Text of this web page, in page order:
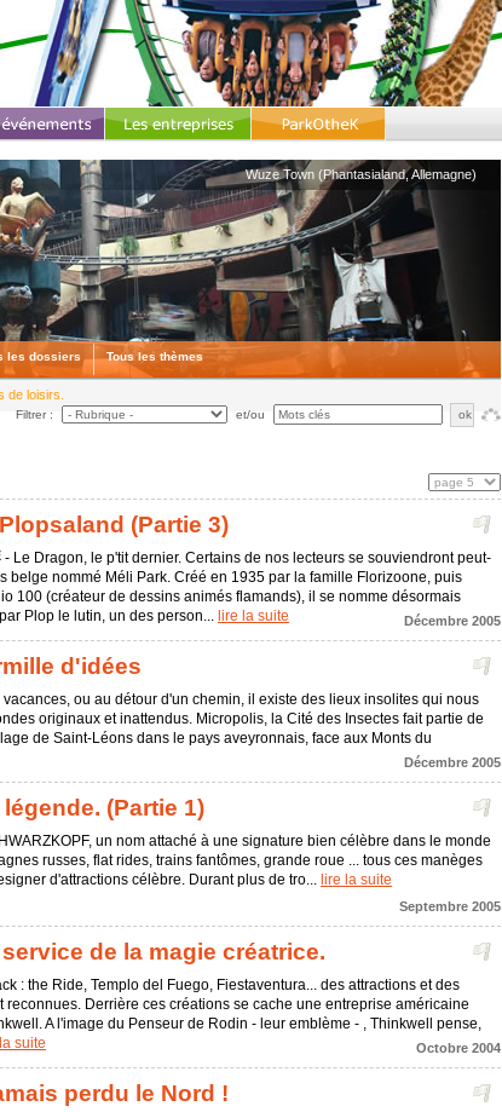
Wuze Town (Phantasialand, Allemagne)
les dossiers Tous les thèmes
de loisirs.
Filtrer : et/ou
(Partie 3)
- Le Dragon, le p'tit dernier. Certains de nos lecteurs se souviendront peut-
belge nommé Méli Park. Créé en 1935 par la famille Florizoone, puis
100 (créateur de dessins animés flamands), il se nomme désormais
Plop le lutin, un des person... lire la suite Décembre 2005
d'idées
ou au détour d'un chemin, il existe des lieux insolites qui nous
originaux et inattendus. Micropolis, la Cité des Insectes fait partie de
de Saint-Léons dans le pays aveyronnais, face aux Monts du
Décembre 2005
(Partie 1)
un nom attaché à une signature bien célèbre dans le monde
russes, flat rides, trains fantômes, grande roue ... tous ces manèges
d'attractions célèbre. Durant plus de tro... lire la suite
Septembre 2005
de la magie créatrice.
: the Ride, Templo del Fuego, Fiestaventura... des attractions et des
reconnues. Derrière ces créations se cache une entreprise américaine
A l'image du Penseur de Rodin - leur emblème - , Thinkwell pense,
suite Octobre 2004
perdu le Nord !